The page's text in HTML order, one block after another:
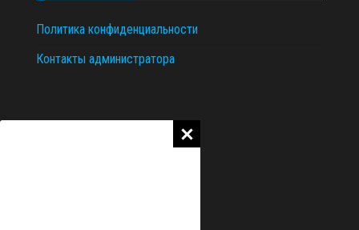
Политика конфиденциальности
Контакты администратора